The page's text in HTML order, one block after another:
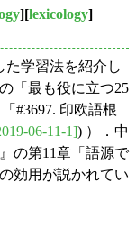
][lexicology]
学習法を紹介し
「最も役に立つ25
#3697. 印欧語根
06-11-1]) ）．中
の第11章「語源で
効用が説かれてい